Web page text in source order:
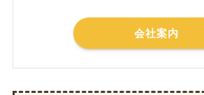
会社案内